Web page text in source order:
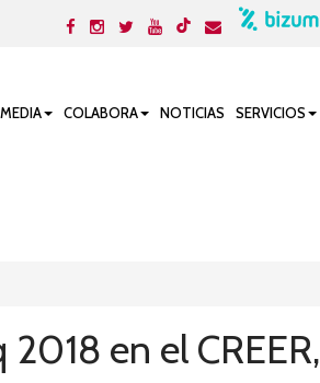
COLABORA NOTICIAS SERVICIOS
en el CREER,